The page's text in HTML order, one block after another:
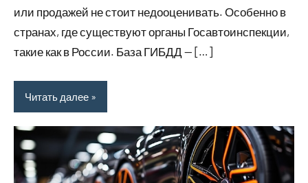
или продажей не стоит недооценивать. Особенно в
странах, где существуют органы Госавтоинспекции,
такие как в России. База ГИБДД — […]
Читать далее